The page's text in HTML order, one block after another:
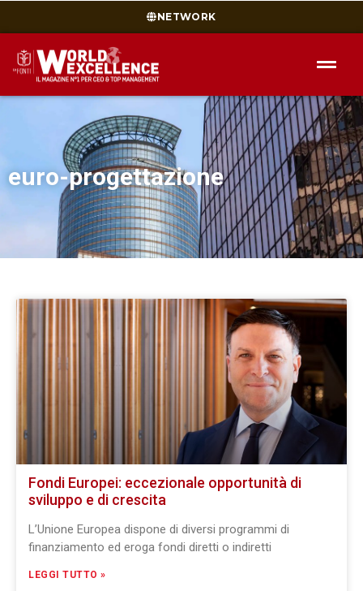
NETWORK
euro-progettazione
Fondi Europei: eccezionale opportunità di
sviluppo e di crescita
L’Unione Europea dispone di diversi programmi di
finanziamento ed eroga fondi diretti o indiretti
LEGGI TUTTO »